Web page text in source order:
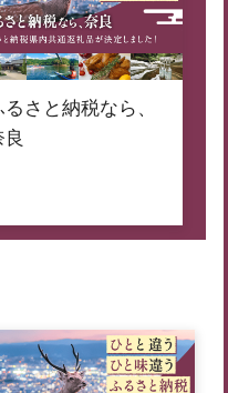
るさと納税なら、
良